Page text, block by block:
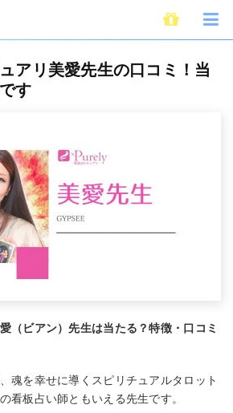
【鑑定レポ】ピュアリ美愛先生の口
アリ美愛先生の口コミ！当
す
（ビアン）先生は当たる？特徴・口コミ
魂を幸せに導くスピリチュアルタロット
看板占い師ともいえる先生です。